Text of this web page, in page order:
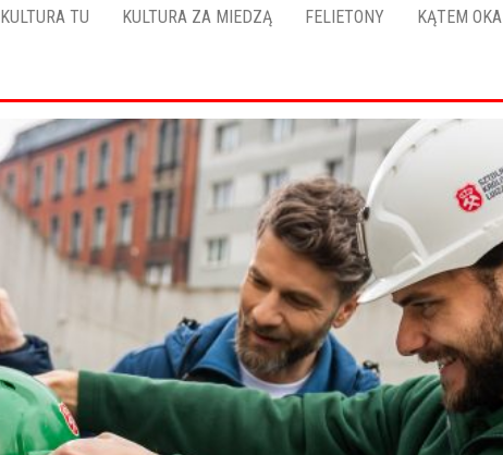
KULTURA TU KULTURA ZA MIEDZĄ FELIETONY KĄTEM OKA